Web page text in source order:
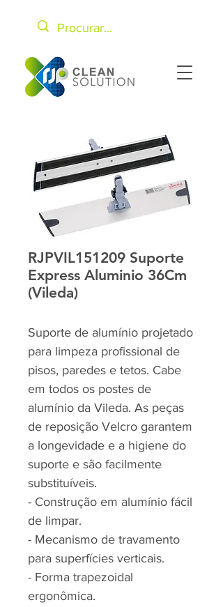
RJPVIL151209 Suporte
Express Aluminio 36Cm
(Vileda)
Suporte de alumínio projetado
para limpeza profissional de
pisos, paredes e tetos. Cabe
em todos os postes de
alumínio da Vileda. As peças
de reposição Velcro garantem
a longevidade e a higiene do
suporte e são facilmente
substituíveis.
- Construção em alumínio fácil
de limpar.
- Mecanismo de travamento
para superfícies verticais.
- Forma trapezoidal
ergonômica.